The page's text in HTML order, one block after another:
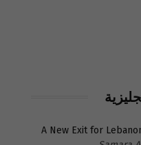
A New Exit for